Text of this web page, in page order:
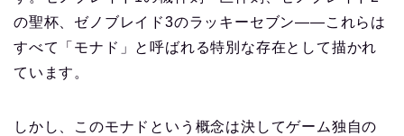
の聖杯、ゼノブレイド3のラッキーセブン——これらは
すべて「モナド」と呼ばれる特別な存在として描かれ
ています。
しかし、このモナドという概念は決してゲーム独自の